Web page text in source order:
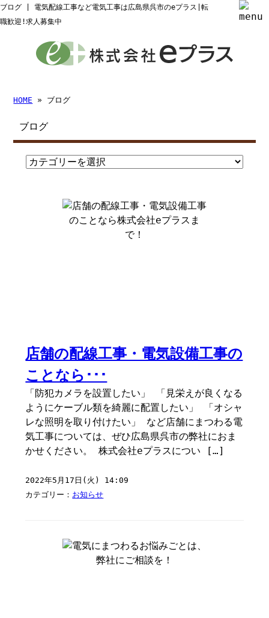
ブログ | 電気配線工事など電気工事は広島県呉市のeプラス|転
職歓迎!求人募集中
HOME » ブログ
ブログ
店舗の配線工事・電気設備工事の
ことなら･･･
「防犯カメラを設置したい」 「見栄えが良くなる
ようにケーブル類を綺麗に配置したい」 「オシャ
レな照明を取り付けたい」 など店舗にまつわる電
気工事については、ぜひ広島県呉市の弊社におま
かせください。 株式会社eプラスについ […]
2022年5月17日(火) 14:09
カテゴリー： お知らせ